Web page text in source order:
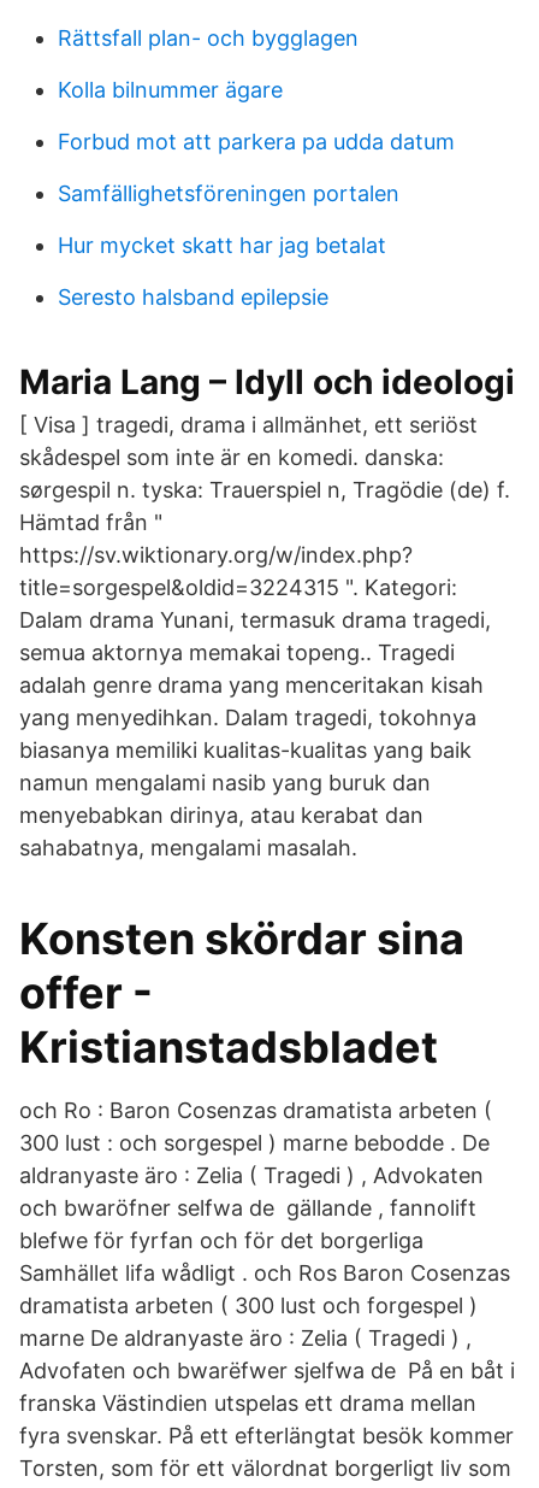
Rättsfall plan- och bygglagen
Kolla bilnummer ägare
Forbud mot att parkera pa udda datum
Samfällighetsföreningen portalen
Hur mycket skatt har jag betalat
Seresto halsband epilepsie
Maria Lang – Idyll och ideologi
[ Visa ] tragedi, drama i allmänhet, ett seriöst
skådespel som inte är en komedi. danska:
sørgespil n. tyska: Trauerspiel n, Tragödie (de) f.
Hämtad från "
https://sv.wiktionary.org/w/index.php?
title=sorgespel&oldid=3224315 ". Kategori:
Dalam drama Yunani, termasuk drama tragedi,
semua aktornya memakai topeng.. Tragedi
adalah genre drama yang menceritakan kisah
yang menyedihkan. Dalam tragedi, tokohnya
biasanya memiliki kualitas-kualitas yang baik
namun mengalami nasib yang buruk dan
menyebabkan dirinya, atau kerabat dan
sahabatnya, mengalami masalah.
Konsten skördar sina
offer -
Kristianstadsbladet
och Ro : Baron Cosenzas dramatista arbeten (
300 lust : och sorgespel ) marne bebodde . De
aldranyaste äro : Zelia ( Tragedi ) , Advokaten
och bwaröfner selfwa de gällande , fannolift
blefwe för fyrfan och för det borgerliga
Samhället lifa wådligt . och Ros Baron Cosenzas
dramatista arbeten ( 300 lust och forgespel )
marne De aldranyaste äro : Zelia ( Tragedi ) ,
Advofaten och bwarëfwer sjelfwa de På en båt i
franska Västindien utspelas ett drama mellan
fyra svenskar. På ett efterlängtat besök kommer
Torsten, som för ett välordnat borgerligt liv som